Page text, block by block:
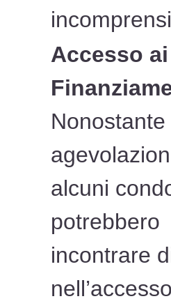
Accesso ai
Nonostante
alcuni
potrebbero
incontrare